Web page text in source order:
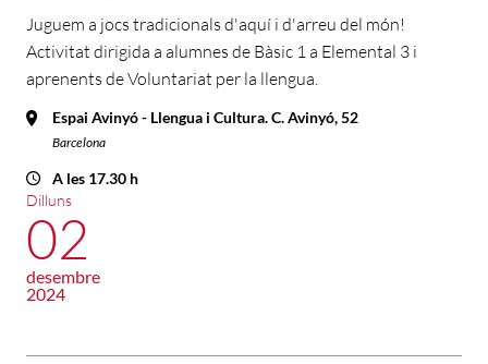
Juguem a jocs tradicionals d'aquí i d'arreu del món!
Activitat dirigida a alumnes de Bàsic 1 a Elemental 3 i
aprenents de Voluntariat per la llengua.
Espai Avinyó - Llengua i Cultura. C. Avinyó, 52
Barcelona
A les 17.30 h
Dilluns
02
desembre
2024